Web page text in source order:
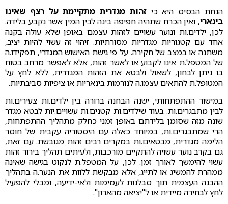
הנחת הבסיס היא כיזהות מגדרית מתקיימת על רצף שאינו
בינארי, ואין הכרח שתהיה חפיפה בינה לבין המין אשר נקבע בלידה.
לכן, ילדים.ות ונוער עשויים לזהות עצמם באופן שלא עולה בקנה
אחד עם קטגוריות מגדריות מסורתיות. זיהוי זה עשוי להיות יציב,
משתנה או במצב של חקירה. על פי גישת האישוש המגדרי, תפקידו.ה
של המטפל.ת אינו לקבוע או לאשר זהות, אלא לאפשר מרחב בטוח
בו ניתן לבחון, לשאול ולבטא את הזהות המגדרית, ללא לחץ על
המטופל.ת להתאים עצמו.ה לנורמות בינאריות או ציפיות סביבתיות.
במישור ההתפתחותי, ישנה הבחנה ברורה בין ילדים.ות צעירים.ות
לבין מתבגרים.ות. בעוד שילדים.ות קטנים.ות עשויים.יות לבטא מגדר
שונה מזה שסומן בלידתם באופן זמני כחלק מתהליך ההתפתחות,
הרי שמתבגרים.ות, במיוחד כאלה עם היסטוריה עקבית של חוסר
הלימה מגדרית, מבטאים.ות במקרים רבים זהות מגובשת. עם זאת,
גם בקרב נוער עשויה להתקיים מורכבות, ולעיתים תהליך בירור זהות
עשוי להימשך לאורך זמן. לכן, על המטפל.ת לנקוט בגישה שאינה
ממהרת להמשיג או לתייג, אלא מבקשת ללוות את הנער.ה בתהליך
ההבנה העצמית תוך סבלנות לעמימות ולאי-ידיעה, ומבלי להפעיל
לחץ לבחירה מיידית או ל"יציאה מהארון".